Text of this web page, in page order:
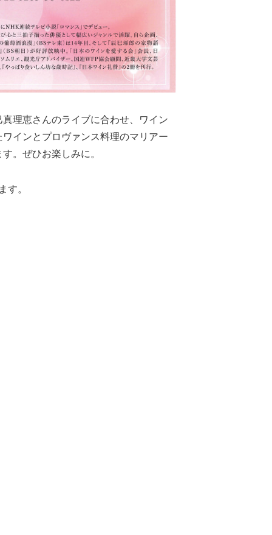
理恵さんのライブに合わせ、ワイン
インとプロヴァンス料理のマリアー
。ぜひお楽しみに。
。